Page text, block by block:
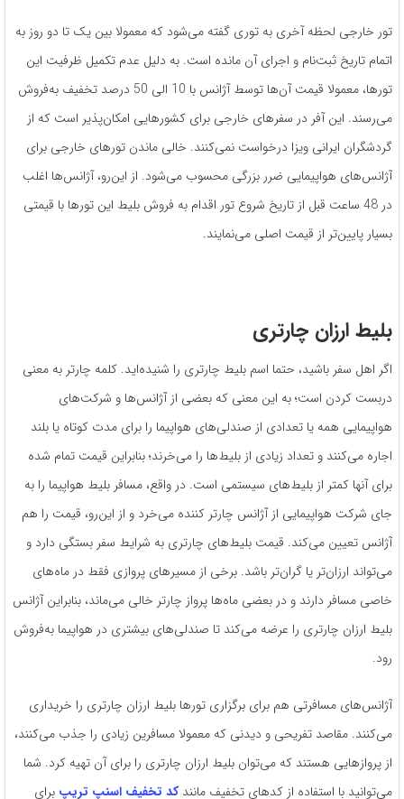
تور خارجی لحظه آخری به توری گفته می‌شود که معمولا بین یک تا دو روز به
اتمام تاریخ ثبت‌نام و اجرای آن مانده است. به دلیل عدم تکمیل ظرفیت این
تورها، معمولا قیمت آن‌‌ها توسط آژانس با 10 الی 50 درصد تخفیف به‌فروش
می‌رسند. این آفر در سفرهای خارجی برای کشورهایی امکان‌پذیر است که از
گردشگران ایرانی ویزا درخواست نمی‌کنند. خالی ماندن تورهای خارجی برای
آژانس‌های هواپیمایی ضرر بزرگی محسوب می‌شود. از این‌رو، آژانس‌ها اغلب
در 48 ساعت قبل از تاریخ شروع تور اقدام به فروش بلیط این تورها با قیمتی
بسیار پایین‌تر از قیمت اصلی می‌نمایند.
بلیط ارزان چارتری
اگر اهل سفر باشید، حتما اسم بلیط چارتری را شنیده‌اید. کلمه چارتر به معنی
دربست کردن است؛ به این معنی که بعضی از آژانس‌ها و شرکت‌های
هواپیمایی همه یا تعدادی از صندلی‌های هواپیما را برای مدت کوتاه یا بلند
اجاره می‌کنند و تعداد زیادی از بلیط‌ها را می‌خرند؛ بنابراین قیمت تمام شده
برای آنها کمتر از بلیط‌های سیستمی است. در واقع، مسافر بلیط هواپیما را به
جای شرکت هواپیمایی از آژانس چارتر کننده می‌خرد و از این‌رو، قیمت را هم
آژانس تعیین می‌کند. قیمت بلیط‌های چارتری به شرایط سفر بستگی دارد و
می‌تواند ارزان‌تر یا گران‌تر باشد. برخی از مسیرهای پروازی فقط در ماه‌های
خاصی مسافر دارند و در بعضی ماه‌ها پرواز چارتر خالی می‌ماند، بنابراین آژانس
بلیط ارزان چارتری را عرضه می‌کند تا صندلی‌های بیشتری در هواپیما به‌فروش
رود.
آژانس‌های مسافرتی هم برای برگزاری تورها بلیط ارزان چارتری را خریداری
می‌کنند. مقاصد تفریحی و دیدنی که معمولا مسافرین زیادی را جذب می‌کنند،
از پروازهایی هستند که می‌توان بلیط ارزان چارتری را برای آن تهیه کرد. شما
می‌توانید با استفاده از کدهای تخفیف مانندکد تخفیف اسنپ تریپ برای